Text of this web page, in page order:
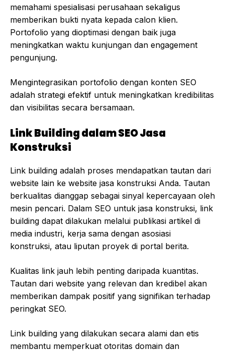
memahami spesialisasi perusahaan sekaligus
memberikan bukti nyata kepada calon klien.
Portofolio yang dioptimasi dengan baik juga
meningkatkan waktu kunjungan dan engagement
pengunjung.
Mengintegrasikan portofolio dengan konten SEO
adalah strategi efektif untuk meningkatkan kredibilitas
dan visibilitas secara bersamaan.
Link Building dalam SEO Jasa
Konstruksi
Link building adalah proses mendapatkan tautan dari
website lain ke website jasa konstruksi Anda. Tautan
berkualitas dianggap sebagai sinyal kepercayaan oleh
mesin pencari. Dalam SEO untuk jasa konstruksi, link
building dapat dilakukan melalui publikasi artikel di
media industri, kerja sama dengan asosiasi
konstruksi, atau liputan proyek di portal berita.
Kualitas link jauh lebih penting daripada kuantitas.
Tautan dari website yang relevan dan kredibel akan
memberikan dampak positif yang signifikan terhadap
peringkat SEO.
Link building yang dilakukan secara alami dan etis
membantu memperkuat otoritas domain dan